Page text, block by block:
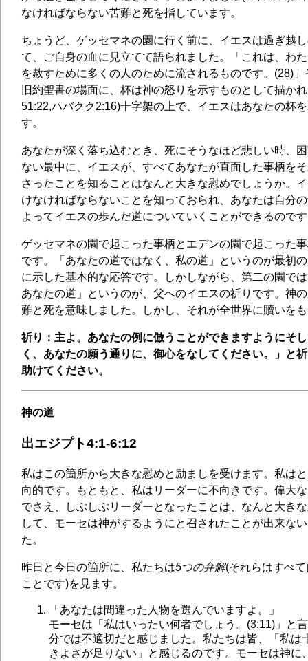
なければならない苦難と死を指しています。
ちょうど、ゲッセマネの園に行く前に、イエスは過ぎ越
て、ご自身の血に見立てて語られました。「これは、わ
を赦すために多くの人のために流されるものです。(28)
旧約聖書の場面に、杯は神の怒りを示すものとして描か
51:22,ハバクク2:16)十字架の上で、イエスはあなたの杯
す。
あなたが深く落ち込むとき、死にそうなほど悲しい時、
ない最中に、イエスが、すべてあなたが直面した事柄を
さったことを知ることはなんと大きな慰めでしょうか。
けなければならないことを知っておられ、あなたは自分
よってイエスの歩んだ道についていくことができるので
ゲッセマネの園で起こった事柄とエデンの園で起こった
です。「あなたの道ではなく、私の道」というのが最初
に示した基本的な応答です。しかしながら、第二の園で
あなたの道」というのが、父へのイエスの祈りです。神
難と死を意味しました。しかし、それが全世界に贖いを
祈り：主よ。あなたの例に倣うことができますようにそ
く、あなたの願う通りに、御心をなしてください。」と
助けてください。
神の道
出エジプト4:1-6:12
私はこの箇所から大きな慰めと励ましを受けます。私は
向的です。もともと、私はリーダーに不向きです。偉大
でさえ、しぶしぶリーダーとなったことは、なんと大き
して、モーセは神がするようにと召されたことが出来な
た。
昨日と今日の箇所に、私たちは5つの弁解(それらはすべ
ことです)を見ます。
「あなたは間違った人物を選んでいますよ。」
モーセは「私はいったい何者でしょう。(3:11)」と
分では不適切だと感じました。私たちは皆、「私は
きよさが足りない」と感じるのです。モーセは神に